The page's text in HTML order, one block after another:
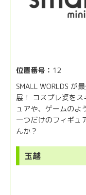
位置番号： 12
SMALL WORLDS が
展！ コスプレ姿を
ュアや、ゲームのよ
一つだけのフィギュ
んか？
玉越